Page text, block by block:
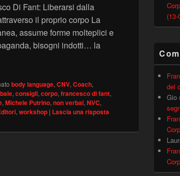
Di Fant: Liberarsi dalla
il proprio corpo La
assume forme molteplici e
bisogni indotti… la
per vivere sereni” – Seminario
body language, CNV, Coach,
, consigli, corpo, francesco di fant,
, Michele Putrino, non verbal, NVC,
, workshop | Lascia una risposta
del
Gio